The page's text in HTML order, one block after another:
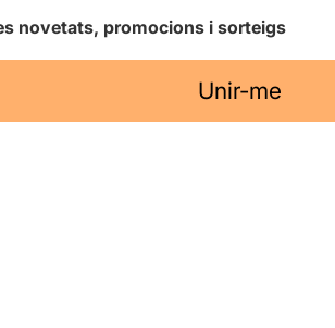
novetats, promocions i sorteigs
Unir-me